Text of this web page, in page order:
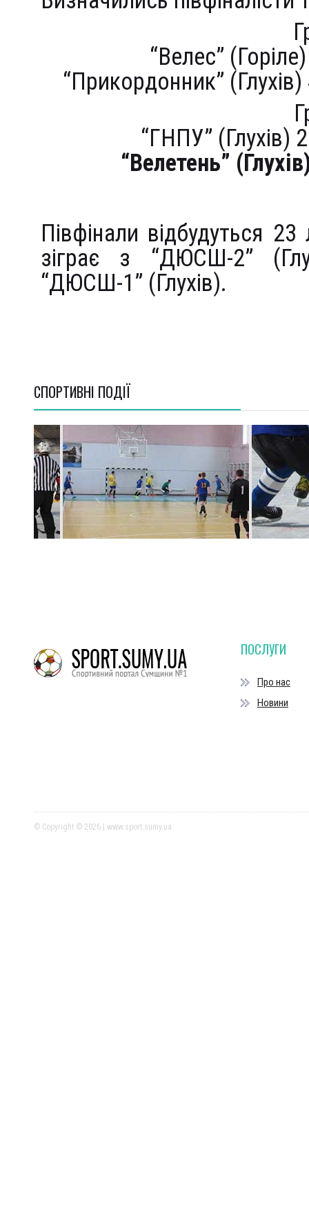
“Велес”
“Прикордонник”
“ГНПУ” (Глухів)
“Велетень”
Півфінали відбудуться
зіграє з “ДЮСШ-2”
“ДЮСШ-1” (Глухів).
СПОРТИВНI ПОДІЇ
ПОСЛУГИ
Про нас
Новини
© Copyright © 2026 | www.sport.sumy.ua